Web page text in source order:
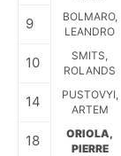
9
BOLMARO,
LEANDRO
10
SMITS,
ROLANDS
14
PUSTOVYI,
ARTEM
18
ORIOLA,
PIERRE